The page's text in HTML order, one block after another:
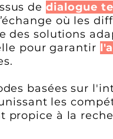
de dialogue
où les
des solutions
pour garantir
basées sur
les
propice à la